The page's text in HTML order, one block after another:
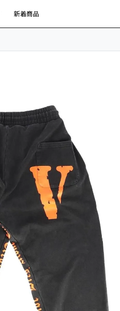
新着商品